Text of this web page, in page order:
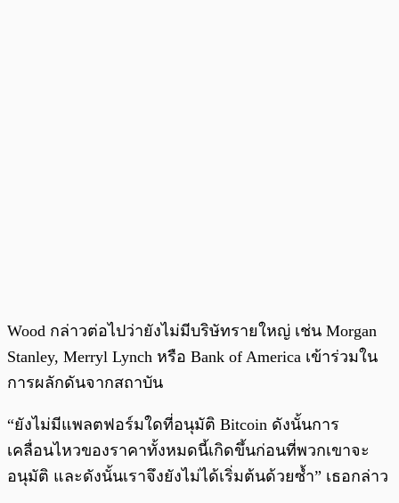
Wood กล่าวต่อไปว่ายังไม่มีบริษัทรายใหญ่ เช่น Morgan
Stanley, Merryl Lynch หรือ Bank of America เข้าร่วมใน
การผลักดันจากสถาบัน
“ยังไม่มีแพลตฟอร์มใดที่อนุมัติ Bitcoin ดังนั้นการ
เคลื่อนไหวของราคาทั้งหมดนี้เกิดขึ้นก่อนที่พวกเขาจะ
อนุมัติ และดังนั้นเราจึงยังไม่ได้เริ่มต้นด้วยซ้ำ” เธอกล่าว